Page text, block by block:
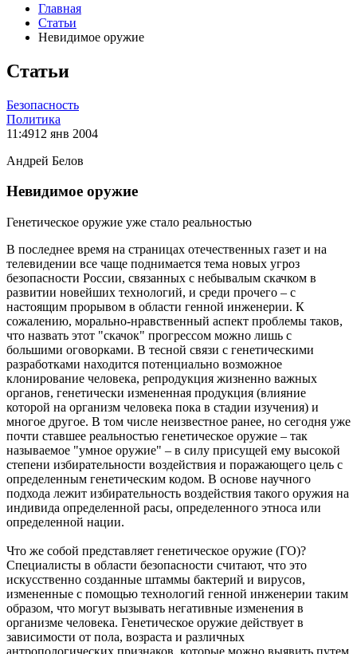
Главная
Статьи
Невидимое оружие
Статьи
Безопасность
Политика
11:4912 янв 2004
Андрей Белов
Невидимое оружие
Генетическое оружие уже стало реальностью
В последнее время на страницах отечественных газет и на
телевидении все чаще поднимается тема новых угроз
безопасности России, связанных с небывалым скачком в
развитии новейших технологий, и среди прочего – с
настоящим прорывом в области генной инженерии. К
сожалению, морально-нравственный аспект проблемы таков,
что назвать этот "скачок" прогрессом можно лишь с
большими оговорками. В тесной связи с генетическими
разработками находится потенциально возможное
клонирование человека, репродукция жизненно важных
органов, генетически измененная продукция (влияние
которой на организм человека пока в стадии изучения) и
многое другое. В том числе неизвестное ранее, но сегодня уже
почти ставшее реальностью генетическое оружие – так
называемое "умное оружие" – в силу присущей ему высокой
степени избирательности воздействия и поражающего цель с
определенным генетическим кодом. В основе научного
подхода лежит избирательность воздействия такого оружия на
индивида определенной расы, определенного этноса или
определенной нации.
Что же собой представляет генетическое оружие (ГО)?
Специалисты в области безопасности считают, что это
искусственно созданные штаммы бактерий и вирусов,
измененные с помощью технологий генной инженерии таким
образом, что могут вызывать негативные изменения в
организме человека. Генетическое оружие действует в
зависимости от пола, возраста и различных
антропологических признаков, которые можно выявить путем